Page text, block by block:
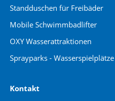
Standduschen für Freibäder
Mobile Schwimmbadlifter
OXY Wasserattraktionen
Sprayparks - Wasserspielplätze
Kontakt